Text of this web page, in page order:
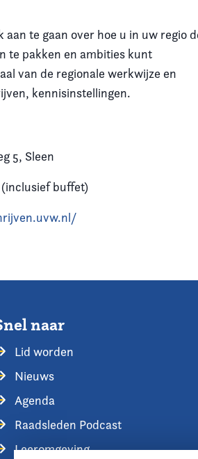
te gaan over hoe u in uw regio
te pakken en ambities kunt
van de regionale werkwijze en
kennisinstellingen.
5, Sleen
buffet)
naar
Lid worden
Nieuws
Agenda
Raadsleden Podcast
Leeromgeving